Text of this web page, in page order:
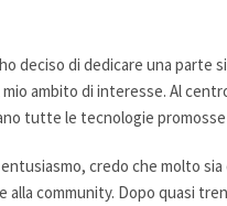
deciso di dedicare una
ambito di interesse. Al
tutte le tecnologie
credo che molto
community. Dopo quasi